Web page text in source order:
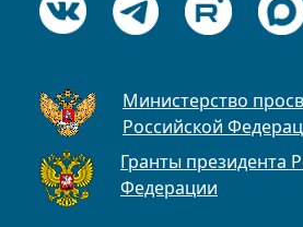
Министерство
Российской
Гранты президента
Федерации